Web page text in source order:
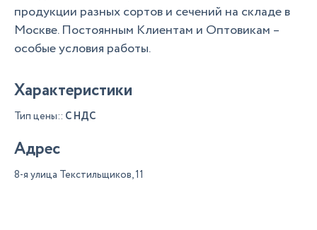
продукции разных сортов и сечений на складе в
Москве. Постоянным Клиентам и Оптовикам –
особые условия работы.
Характеристики
Тип цены:: С НДС
Адрес
8-я улица Текстильщиков, 11